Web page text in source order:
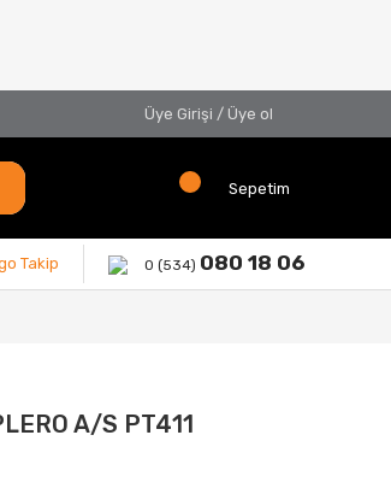
Üye Girişi / Üye ol
Sepetim
Takip 0 (534) 080 18 06
A/S PT411